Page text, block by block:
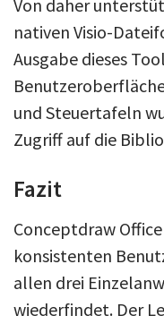
Von daher
nativen Visio-
Ausgabe dieses
und Steuertafeln
Zugriff auf die
Fazit
Conceptdraw
konsistenten
allen drei
wiederfindet. Der